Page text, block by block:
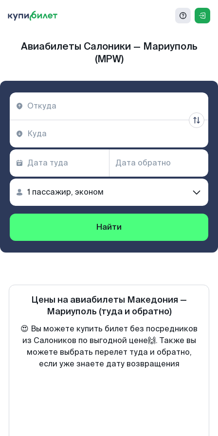
Авиабилеты Салоники — Мариуполь
(MPW)
Найти
Цены на авиабилеты Македония —
Мариуполь (туда и обратно)
😍 Вы можете купить билет без посредников
из Салоников по выгодной цене🙌. Также вы
можете выбрать перелет туда и обратно,
если уже знаете дату возвращения